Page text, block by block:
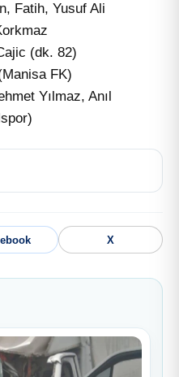
Fatih, Yusuf Ali
(dk. 82)
FK)
Yılmaz, Anıl
X